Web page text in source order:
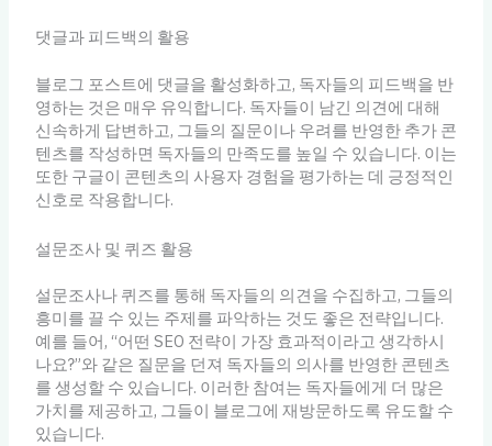
댓글과 피드백의 활용
블로그 포스트에 댓글을 활성화하고, 독자들의 피드백을 반
영하는 것은 매우 유익합니다. 독자들이 남긴 의견에 대해
신속하게 답변하고, 그들의 질문이나 우려를 반영한 추가 콘
텐츠를 작성하면 독자들의 만족도를 높일 수 있습니다. 이는
또한 구글이 콘텐츠의 사용자 경험을 평가하는 데 긍정적인
신호로 작용합니다.
설문조사 및 퀴즈 활용
설문조사나 퀴즈를 통해 독자들의 의견을 수집하고, 그들의
흥미를 끌 수 있는 주제를 파악하는 것도 좋은 전략입니다.
예를 들어, “어떤 SEO 전략이 가장 효과적이라고 생각하시
나요?”와 같은 질문을 던져 독자들의 의사를 반영한 콘텐츠
를 생성할 수 있습니다. 이러한 참여는 독자들에게 더 많은
가치를 제공하고, 그들이 블로그에 재방문하도록 유도할 수
있습니다.